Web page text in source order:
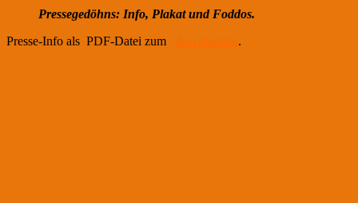
Pressegedöhns: Info, Plakat und Foddos.
Presse-Info als PDF-Datei zum
.